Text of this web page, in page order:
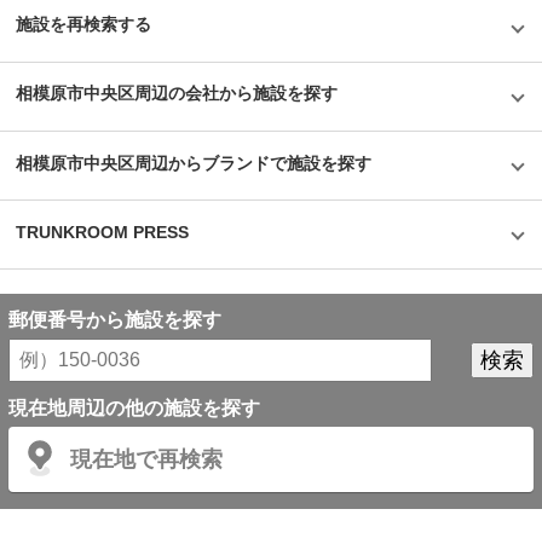
ンボックスのキャラクターであるクジラの可愛さも合間って、まさに”いい
わりたいという方にはおすすめだ。もちろん、セキュリティも万全で、オー
ナーもこの建物に住んでいるため、何かあったときにもすぐに相談できる安
心感がある。大切なモノを預けるのに、こんな特徴のあるトランクルームの
施設を再検索する
相模原市中央区周辺の会社から施設を探す
相模原市中央区周辺からブランドで施設を探す
TRUNKROOM PRESS
郵便番号から施設を探す
現在地周辺の他の施設を探す
現在地で再検索